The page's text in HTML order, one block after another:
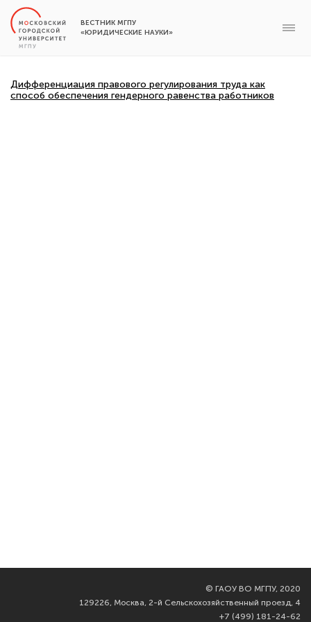
ВЕСТНИК МГПУ
«ЮРИДИЧЕСКИЕ НАУКИ»
Дифференциация правового регулирования труда как
способ обеспечения гендерного равенства работников
© ГАОУ ВО МГПУ, 2020
129226, Москва, 2-й Сельскохозяйственный проезд, 4
+7 (499) 181-24-62